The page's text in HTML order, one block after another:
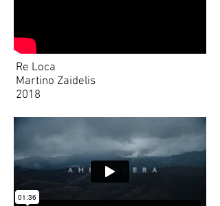
Re Loca
Martino Zaidelis
2018